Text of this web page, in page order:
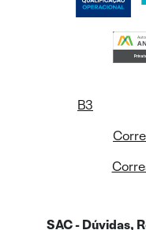
B3
SAC - Dúvidas,